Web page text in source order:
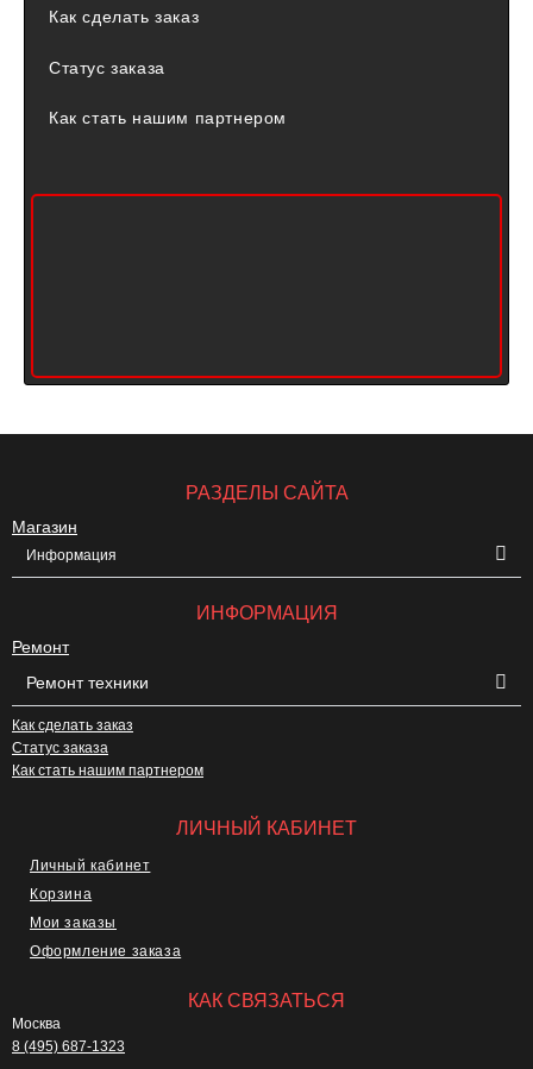
Как сделать заказ
Статус заказа
Как стать нашим партнером
РАЗДЕЛЫ САЙТА
Магазин
Информация
ИНФОРМАЦИЯ
Ремонт
Ремонт техники
Как сделать заказ
Статус заказа
Как стать нашим партнером
ЛИЧНЫЙ КАБИНЕТ
Личный кабинет
Корзина
Мои заказы
Оформление заказа
КАК СВЯЗАТЬСЯ
Москва
8 (495) 687-1323